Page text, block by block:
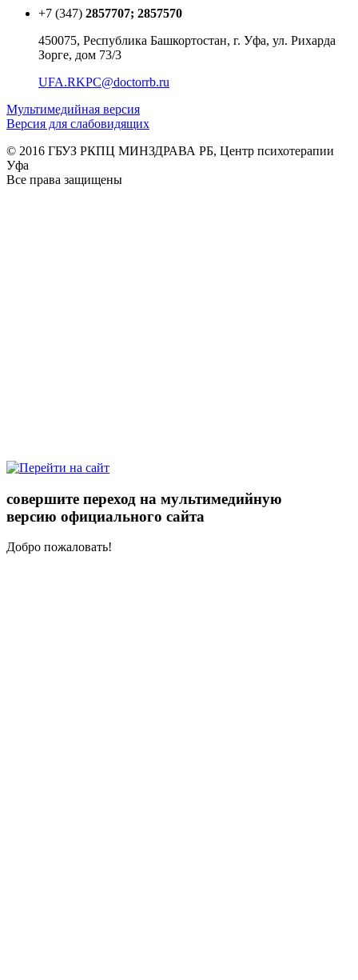
+7 (347) 2857707; 2857570
450075, Республика Башкортостан, г. Уфа, ул. Рихарда
Зорге, дом 73/3
UFA.RKPC@doctorrb.ru
Мультимедийная версия
Версия для слабовидящих
© 2016 ГБУЗ РКПЦ МИНЗДРАВА РБ, Центр психотерапии
Уфа
Все права защищены
совершите переход на мультимедийную
версию официального сайта
Добро пожаловать!